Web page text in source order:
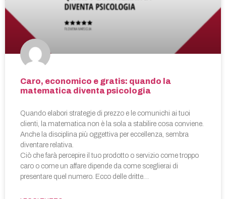
Caro, economico e gratis: quando la
matematica diventa psicologia
Quando elabori strategie di prezzo e le comunichi ai tuoi
clienti, la matematica non è la sola a stabilire cosa conviene.
Anche la disciplina più oggettiva per eccellenza, sembra
diventare relativa.
Ciò che farà percepire il tuo prodotto o servizio come troppo
caro o come un affare dipende da come sceglierai di
presentare quel numero. Ecco delle dritte…